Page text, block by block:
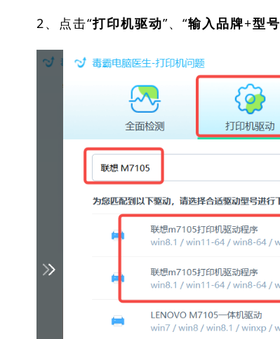
2、点击“打印机驱动”、“输入品牌+型号